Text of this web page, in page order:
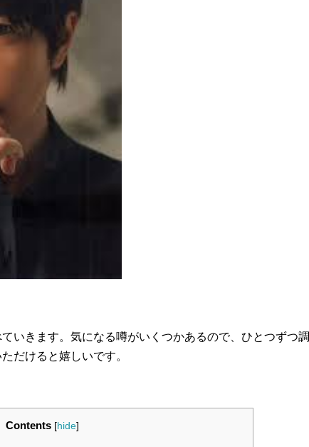
いきます。気になる噂がいくつかあるので、ひとつずつ調
だけると嬉しいです。
Contents [hide]